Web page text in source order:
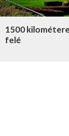
1500
felé